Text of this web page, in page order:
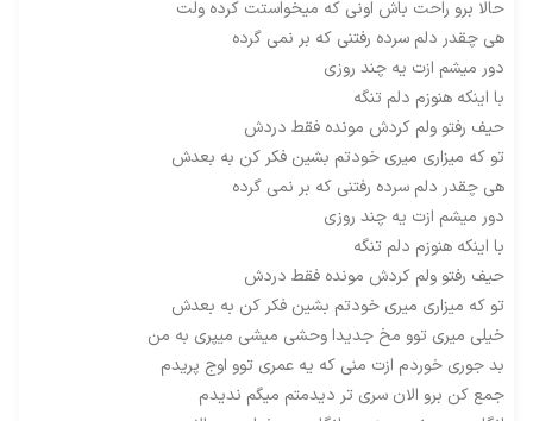
حالا برو راحت باش اونی که میخواستت کرده ولت
هی چقدر دلم سرده رفتنی که بر نمی گرده
دور میشم ازت یه چند روزی
با اینکه هنوزم دلم تنگه
حیف رفتو ولم کردش مونده فقط دردش
تو که میزاری میری خودتم بشین فکر کن به بعدش
هی چقدر دلم سرده رفتنی که بر نمی گرده
دور میشم ازت یه چند روزی
با اینکه هنوزم دلم تنگه
حیف رفتو ولم کردش مونده فقط دردش
تو که میزاری میری خودتم بشین فکر کن به بعدش
خیلی میری توو مخ جدیدا وحشی میشی میپری به من
بد جوری خوردم ازت منی که یه عمری توو اوج پریدم
جمع کن برو الان سری تر دیدمتم میگم ندیدم